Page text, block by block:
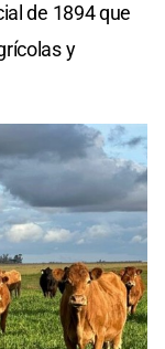
de 1894 que
y